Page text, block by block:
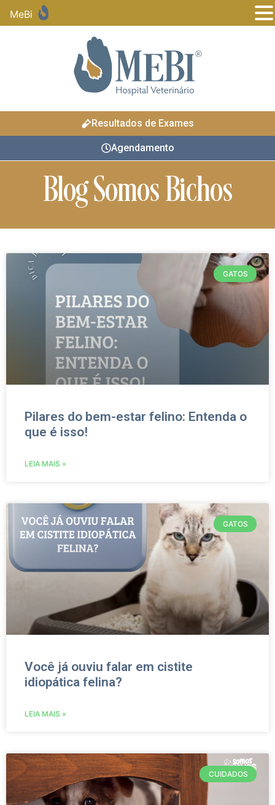
Resultados de Exames
Agendamento
Blog Somos Bichos
GATOS
Pilares do bem-estar felino: Entenda o
que é isso!
LEIA MAIS »
GATOS
Você já ouviu falar em cistite
idiopática felina?
LEIA MAIS »
CUIDADOS
MeBi